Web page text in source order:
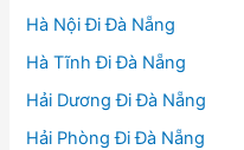
Hà Nội Đi Đà Nẵng
Hà Tĩnh Đi Đà Nẵng
Hải Dương Đi Đà Nẵng
Hải Phòng Đi Đà Nẵng